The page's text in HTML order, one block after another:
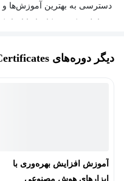
دیگر دوره‌های Google Career Certificates
آموزش افزایش بهره‌وری با
ابزارهای هوش مصنوعی